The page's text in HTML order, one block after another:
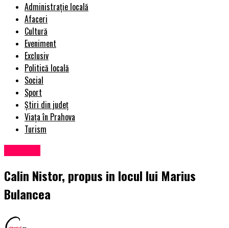
Administrație locală
Afaceri
Cultură
Eveniment
Exclusiv
Politică locală
Social
Sport
Știri din județ
Viața în Prahova
Turism
Calin Nistor, propus in locul lui Marius
Bulancea